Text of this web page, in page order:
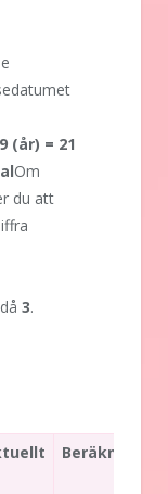
(år) = 21
Om
du att
3.
Beräkning